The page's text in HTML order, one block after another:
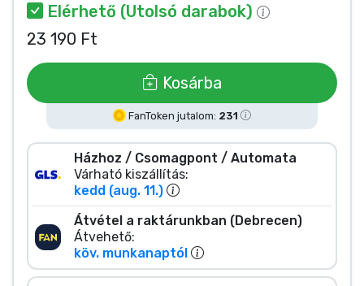
Elérhető (Utolsó darabok)
23 190 Ft
Kosárba
FanToken jutalom: 231
Házhoz / Csomagpont / Automata
Várható kiszállítás:
kedd (aug. 11.)
Átvétel a raktárunkban (Debrecen)
Átvehető:
köv. munkanaptól
Zenés cuccok
Terméktípusok